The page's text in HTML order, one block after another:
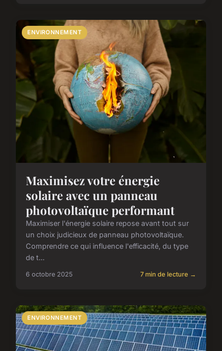
ENVIRONNEMENT
Maximisez votre énergie
solaire avec un panneau
photovoltaïque performant
Maximiser l'énergie solaire repose avant tout sur
un choix judicieux de panneau photovoltaïque.
Comprendre ce qui influence l'efficacité, du type
de t...
6 octobre 2025 7 min de lecture →
ENVIRONNEMENT